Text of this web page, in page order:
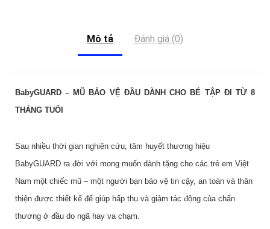
Mô tả Đánh giá (0)
BabyGUARD – MŨ BẢO VỆ ĐẦU DÀNH CHO BÉ TẬP ĐI TỪ 8
THÁNG TUỔI
Sau nhiều thời gian nghiên cứu, tâm huyết thương hiệu
BabyGUARD ra đời với mong muốn dành tặng cho các trẻ em Việt
Nam một chiếc mũ – một người bạn bảo vệ tin cậy, an toàn và thân
thiện được thiết kế để giúp hấp thụ và giảm tác động của chấn
thương ở đầu do ngã hay va chạm.